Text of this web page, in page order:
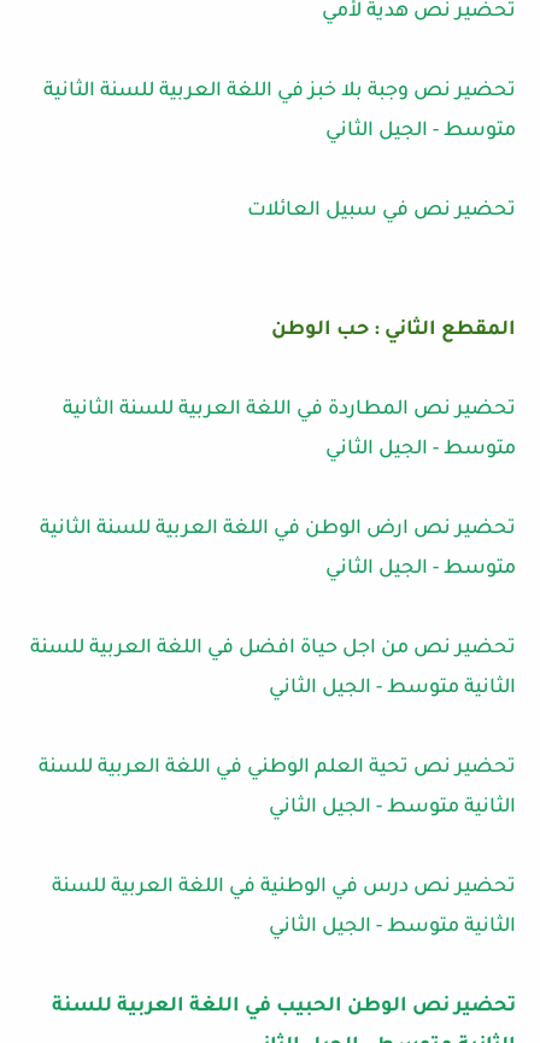
تحضير نص هدية لأمي
تحضير نص وجبة بلا خبز في اللغة العربية للسنة الثانية
متوسط - الجيل الثاني
تحضير نص في سبيل العائلات
المقطع الثاني : حب الوطن
تحضير نص المطاردة في اللغة العربية للسنة الثانية
متوسط - الجيل الثاني
تحضير نص ارض الوطن في اللغة العربية للسنة الثانية
متوسط - الجيل الثاني
تحضير نص من اجل حياة افضل في اللغة العربية للسنة
الثانية متوسط - الجيل الثاني
تحضير نص تحية العلم الوطني في اللغة العربية للسنة
الثانية متوسط - الجيل الثاني
تحضير نص درس في الوطنية في اللغة العربية للسنة
الثانية متوسط - الجيل الثاني
تحضير نص الوطن الحبيب في اللغة العربية للسنة